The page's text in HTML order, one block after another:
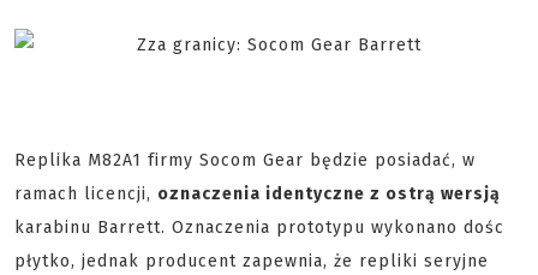
Replika M82A1 firmy Socom Gear będzie posiadać, w
ramach licencji, oznaczenia identyczne z ostrą wersją
karabinu Barrett. Oznaczenia prototypu wykonano dośc
płytko, jednak producent zapewnia, że repliki seryjne